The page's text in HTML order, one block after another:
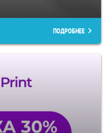
ПОДРОБНЕЕ